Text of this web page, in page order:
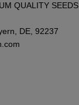
QUALITY SEEDS
DE, 92237